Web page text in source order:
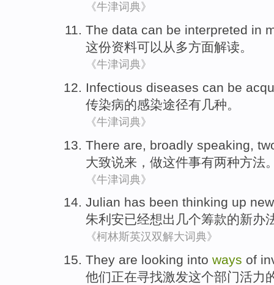
《牛津词典》
The data can be interpreted in
这份资料可以 从多方面解读。
《牛津词典》
Infectious diseases can be
传染病的感染途径有几种。
《牛津词典》
There are, broadly speaking
大致说来 ， 做这件事有两种方法
《牛津词典》
Julian has been thinking up new
朱利安已经想出 几个筹款的新办
《柯林斯英汉双解大词典》
They are looking into ways of
他们正在寻找激发这个部门活力